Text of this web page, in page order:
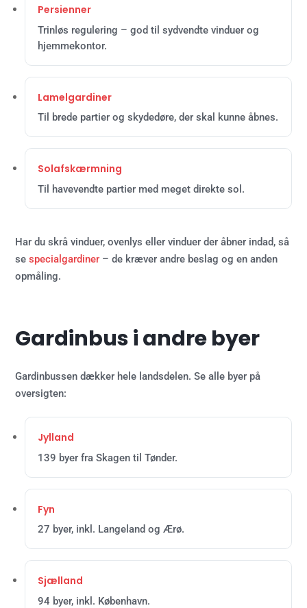
Persienner
Trinløs regulering – god til sydvendte vinduer og
hjemmekontor.
Lamelgardiner
Til brede partier og skydedøre, der skal kunne åbnes.
Solafskærmning
Til havevendte partier med meget direkte sol.
Har du skrå vinduer, ovenlys eller vinduer der åbner indad, så
sespecialgardiner – de kræver andre beslag og en anden
opmåling.
Gardinbus i andre byer
Gardinbussen dækker hele landsdelen. Se alle byer på
oversigten:
Jylland
139 byer fra Skagen til Tønder.
Fyn
27 byer, inkl. Langeland og Ærø.
Sjælland
94 byer, inkl. København.